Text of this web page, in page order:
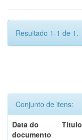
Resultado 1-1 de 1.
Conjunto de itens:
Data do
documento
Título